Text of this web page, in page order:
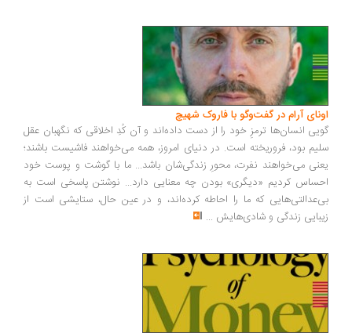
آرام در گفت‌وگو با فاروک شهیچ‭
انسان‌ها ترمزِ خود را از دست داده‌اند و آن کُدِ اخلاقی که نگهبان عقل
بود، فروریخته است. در دنیای امروز، همه می‌خواهند فاشیست باشند؛
می‌خواهند نفرت، محورِ زندگی‌شان باشد... ما با گوشت و پوست خود
کردیم «دیگری» بودن چه معنایی دارد... نوشتن پاسخی است به
که ما را احاطه کرده‌اند، و در عین حال، ستایشی است از
زندگی و شادی‌هایش...